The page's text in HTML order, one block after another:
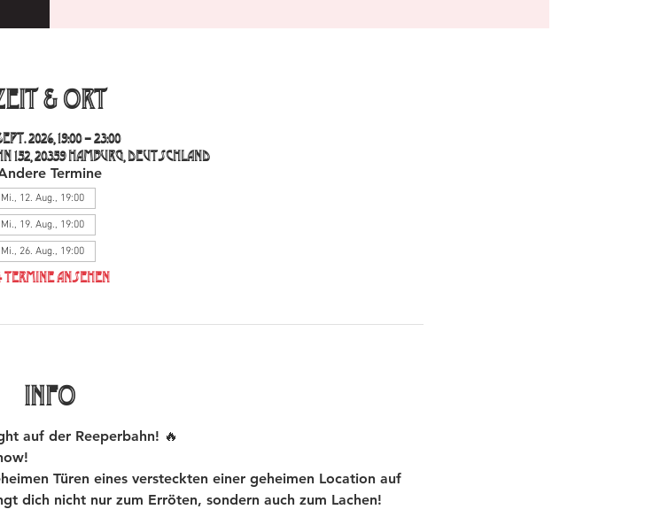
& Ort
2026, 19:00 – 23:00
152, 20359 Hamburg, Deutschland
Termine
Mi., 12. Aug., 19:00
Mi., 19. Aug., 19:00
Mi., 26. Aug., 19:00
Termine ansehen
INFO
auf der Reeperbahn! 🔥
Türen eines versteckten einer geheimen Location auf
dich nicht nur zum Erröten, sondern auch zum Lachen!